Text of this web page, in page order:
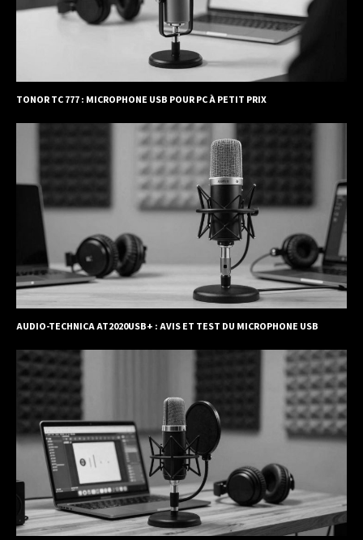
TONOR TC 777 : MICROPHONE USB POUR PC À PETIT PRIX
AUDIO-TECHNICA AT2020USB+ : AVIS ET TEST DU MICROPHONE USB